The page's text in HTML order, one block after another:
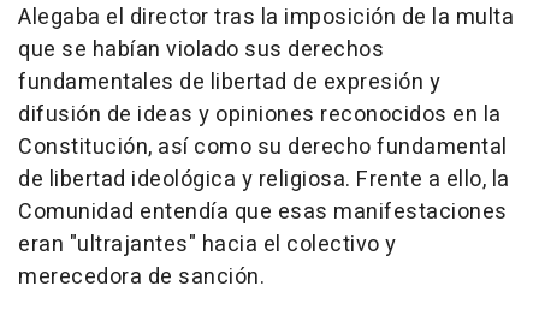
Alegaba el director tras la imposición de la multa
que se habían violado sus derechos
fundamentales de libertad de expresión y
difusión de ideas y opiniones reconocidos en la
Constitución, así como su derecho fundamental
de libertad ideológica y religiosa. Frente a ello, la
Comunidad entendía que esas manifestaciones
eran "ultrajantes" hacia el colectivo y
merecedora de sanción.